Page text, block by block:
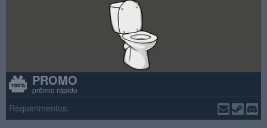
PROMO
prêmio rápido
Requerimentos: